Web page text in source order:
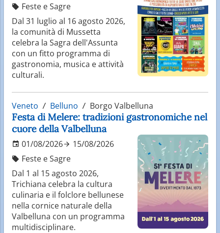
Feste e Sagre
Dal 31 luglio al 16 agosto 2026,
la comunità di Mussetta
celebra la Sagra dell'Assunta
con un fitto programma di
gastronomia, musica e attività
culturali.
Veneto Belluno Borgo Valbelluna
Festa di Melere: tradizioni gastronomiche nel
cuore della Valbelluna
01/08/2026
15/08/2026
Feste e Sagre
Dal 1 al 15 agosto 2026,
Trichiana celebra la cultura
culinaria e il folclore bellunese
nella cornice naturale della
Valbelluna con un programma
multidisciplinare.